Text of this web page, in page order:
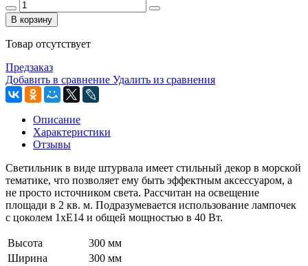
В корзину
Товар отсутствует
Предзаказ
Добавить в сравнение Удалить из сравнения
Описание
Характеристики
Отзывы
Светильник в виде штурвала имеет стильный декор в морской
тематике, что позволяет ему быть эффектным аксессуаром, а
не просто источником света. Рассчитан на освещение
площади в 2 кв. м. Подразумевается использование лампочек
с цоколем 1xE14 и общей мощностью в 40 Вт.
Высота
300 мм
Ширина
300 мм